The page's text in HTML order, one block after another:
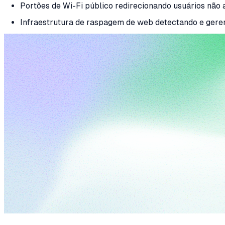
Portões de Wi-Fi público redirecionando usuários
Infraestrutura de raspagem de web detectando e